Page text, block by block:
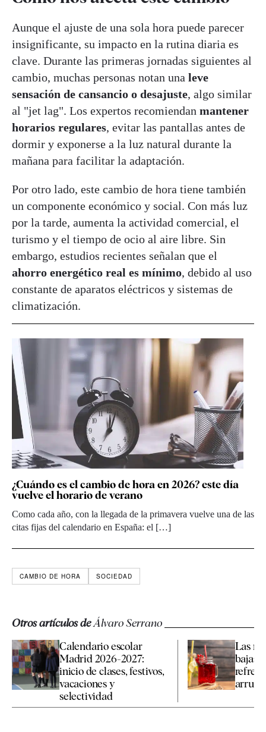
Aunque el ajuste de una sola hora puede parecer
insignificante, su impacto en la rutina diaria es
clave. Durante las primeras jornadas siguientes al
cambio, muchas personas notan una leve
sensación de cansancio o desajuste, algo similar
al "jet lag". Los expertos recomiendan mantener
horarios regulares, evitar las pantallas antes de
dormir y exponerse a la luz natural durante la
mañana para facilitar la adaptación.
Por otro lado, este cambio de hora tiene también
un componente económico y social. Con más luz
por la tarde, aumenta la actividad comercial, el
turismo y el tiempo de ocio al aire libre. Sin
embargo, estudios recientes señalan que el
ahorro energético real es mínimo, debido al uso
constante de aparatos eléctricos y sistemas de
climatización.
¿Cuándo es el cambio de hora en 2026? este día
vuelve el horario de verano
Como cada año, con la llegada de la primavera vuelve una de las
citas fijas del calendario en España: el […]
CAMBIO DE HORA SOCIEDAD
Otros artículos deÁlvaro Serrano
Calendario escolar
Madrid 2026-2027:
inicio de clases, festivos,
vacaciones y
selectividad
Las
bajas